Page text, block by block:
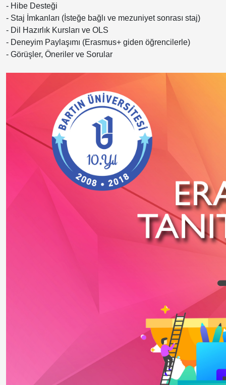
- Hibe Desteği
- Staj İmkanları (İsteğe bağlı ve mezuniyet sonrası staj)
- Dil Hazırlık Kursları ve OLS
- Deneyim Paylaşımı (Erasmus+ giden öğrencilerle)
- Görüşler, Öneriler ve Sorular